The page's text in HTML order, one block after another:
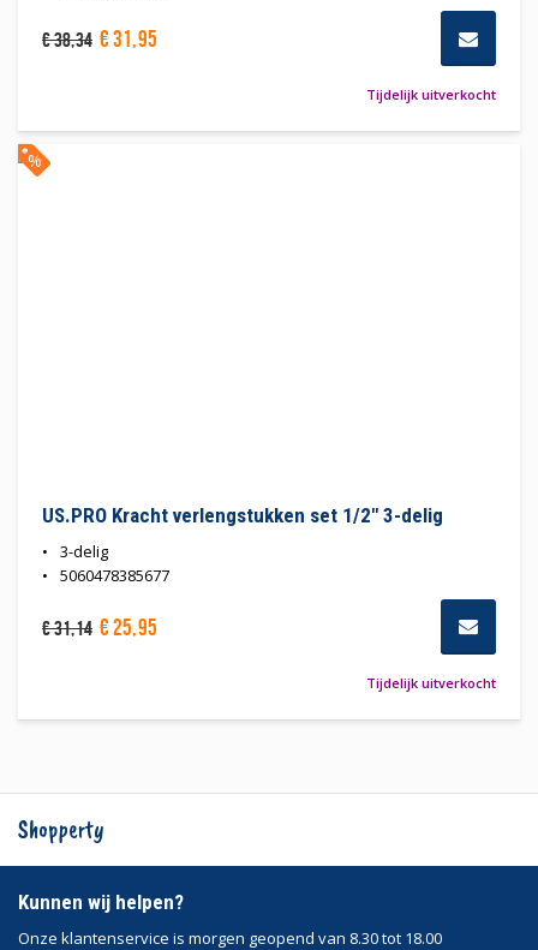
€38,34 €31,95
Tijdelijk uitverkocht
US.PRO Kracht verlengstukken set 1/2" 3-delig
3-delig
5060478385677
€31,14 €25,95
Tijdelijk uitverkocht
%
Shopperty
Kunnen wij helpen?
Onze klantenservice is morgen geopend van 8.30 tot 18.00